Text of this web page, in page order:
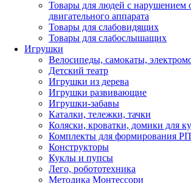
Товары для людей с нарушением
двигательного аппарата
Товары для слабовидящих
Товары для слабослышащих
Игрушки
Велосипеды, самокаты,
Детский театр
Игрушки из дерева
Игрушки развивающие
Игрушки-забавы
Каталки, тележки, тачки
Коляски, кроватки, домики для
Комплекты для формирования
Конструкторы
Куклы и пупсы
Лего, робототехника
Методика Монтессори